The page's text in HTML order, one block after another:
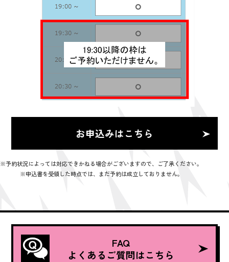
お申込みはこちら
※予約状況によっては対応できかねる場合がございますので、ご了承ください。
※申込書を受領した時点では、まだ予約は成立しておりません。
FAQ
よくあるご質問はこちら